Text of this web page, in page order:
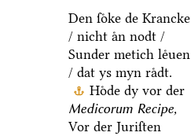
Den ſoͤke de Krancke
/ nicht aͤn nodt /
Sunder metich leͤuen
/ dat ys myn raͤdt.
Hoͤde dy vor der
Medicorum Recipe,
Vor der Juriſten